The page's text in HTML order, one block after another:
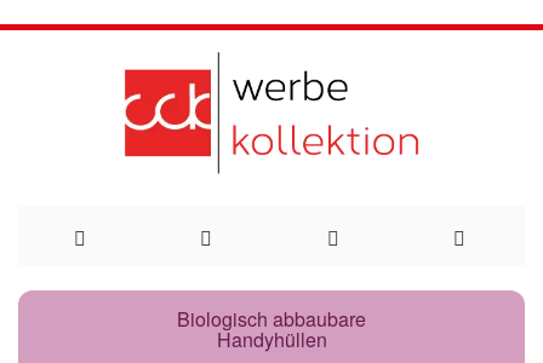
Direkt
Biologisch abbaubare
Handyhüllen